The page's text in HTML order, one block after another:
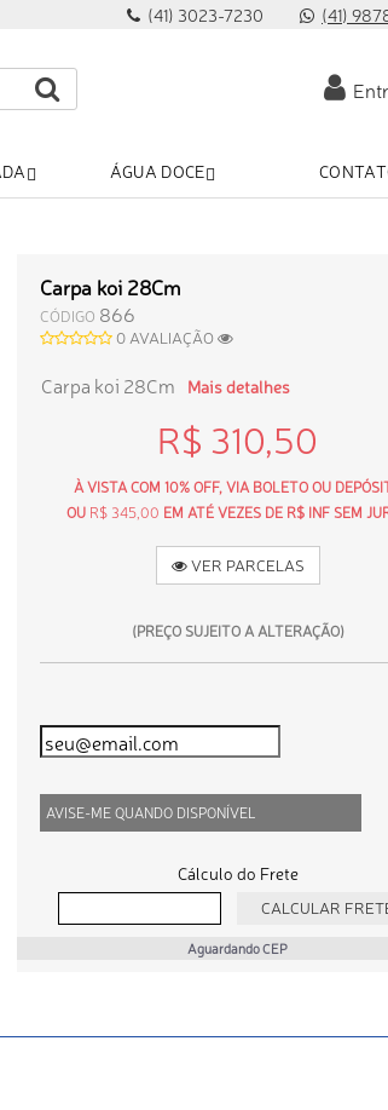
(41) 3023-7230 (41)
ÁGUA DOCE
Carpa koi 28Cm
CÓDIGO 866
0 AVALIAÇÃO
Carpa koi 28Cm Mais detalhes
R$ 310,50
À VISTA COM 10% OFF, VIA BOLETO OU
OU R$ 345,00 EM ATÉ VEZES DE R$ INF SEM
VER PARCELAS
(PREÇO SUJEITO A ALTERAÇÃO)
AVISE-ME QUANDO DISPONÍVEL
Cálculo do Frete
Aguardando CEP